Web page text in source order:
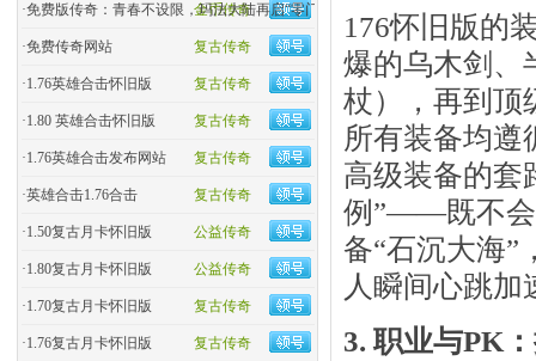
金币传奇
·免费版传奇：青春不设限，玛法大陆再启“零门槛”热血
复古传奇
·免费传奇网站
复古传奇
·1.76英雄合击怀旧版
复古传奇
·1.80 英雄合击怀旧版
复古传奇
·1.76英雄合击发布网站
复古传奇
·英雄合击1.76合击
公益传奇
·1.50复古月卡怀旧版
公益传奇
·1.80复古月卡怀旧版
复古传奇
·1.70复古月卡怀旧版
复古传奇
·1.76复古月卡怀旧版
176怀旧版的
爆的乌木剑、
杖），再到顶
所有装备均遵
高级装备的套
例”——既不会
备“石沉大海”
人瞬间心跳加
3. 职业与PK